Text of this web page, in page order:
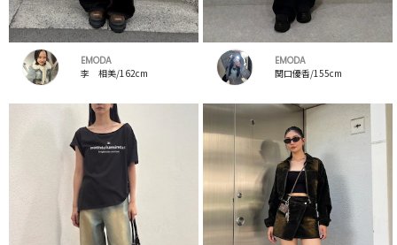
EMODA
李 相美/162cm
EMODA
関口優香/155cm